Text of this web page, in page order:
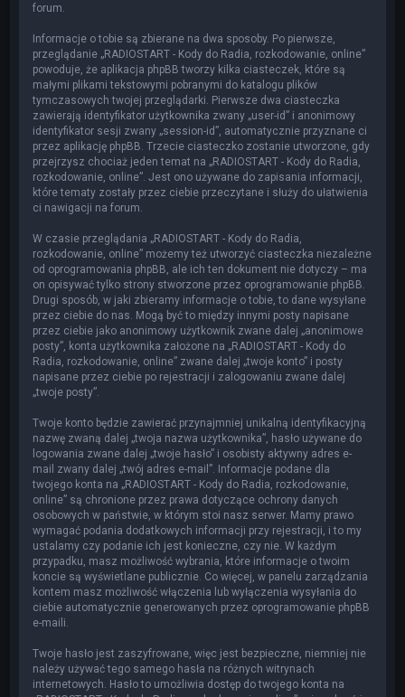
forum.
Informacje o tobie są zbierane na dwa sposoby. Po pierwsze,
przeglądanie „RADIOSTART - Kody do Radia, rozkodowanie, online”
powoduje, że aplikacja phpBB tworzy kilka ciasteczek, które są
małymi plikami tekstowymi pobranymi do katalogu plików
tymczasowych twojej przeglądarki. Pierwsze dwa ciasteczka
zawierają identyfikator użytkownika zwany „user-id” i anonimowy
identyfikator sesji zwany „session-id”, automatycznie przyznane ci
przez aplikację phpBB. Trzecie ciasteczko zostanie utworzone, gdy
przejrzysz chociaż jeden temat na „RADIOSTART - Kody do Radia,
rozkodowanie, online”. Jest ono używane do zapisania informacji,
które tematy zostały przez ciebie przeczytane i służy do ułatwienia
ci nawigacji na forum.
W czasie przeglądania „RADIOSTART - Kody do Radia,
rozkodowanie, online” możemy też utworzyć ciasteczka niezależne
od oprogramowania phpBB, ale ich ten dokument nie dotyczy – ma
on opisywać tylko strony stworzone przez oprogramowanie phpBB.
Drugi sposób, w jaki zbieramy informacje o tobie, to dane wysyłane
przez ciebie do nas. Mogą być to między innymi posty napisane
przez ciebie jako anonimowy użytkownik zwane dalej „anonimowe
posty”, konta użytkownika założone na „RADIOSTART - Kody do
Radia, rozkodowanie, online” zwane dalej „twoje konto” i posty
napisane przez ciebie po rejestracji i zalogowaniu zwane dalej
„twoje posty”.
Twoje konto będzie zawierać przynajmniej unikalną identyfikacyjną
nazwę zwaną dalej „twoja nazwa użytkownika”, hasło używane do
logowania zwane dalej „twoje hasło” i osobisty aktywny adres e-
mail zwany dalej „twój adres e-mail”. Informacje podane dla
twojego konta na „RADIOSTART - Kody do Radia, rozkodowanie,
online” są chronione przez prawa dotyczące ochrony danych
osobowych w państwie, w którym stoi nasz serwer. Mamy prawo
wymagać podania dodatkowych informacji przy rejestracji, i to my
ustalamy czy podanie ich jest konieczne, czy nie. W każdym
przypadku, masz możliwość wybrania, które informacje o twoim
koncie są wyświetlane publicznie. Co więcej, w panelu zarządzania
kontem masz możliwość włączenia lub wyłączenia wysyłania do
ciebie automatycznie generowanych przez oprogramowanie phpBB
e-maili.
Twoje hasło jest zaszyfrowane, więc jest bezpieczne, niemniej nie
należy używać tego samego hasła na różnych witrynach
internetowych. Hasło to umożliwia dostęp do twojego konta na